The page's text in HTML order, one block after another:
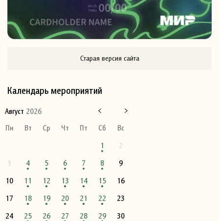
Старая версия сайта
Календарь мероприятий
Август 2026
Пн
Вт Ср Чт Пт Сб
Вс
1
2
3
4 5 6 7 8
9
10
11 12 13 14 15
16
17
18 19 20 21 22
23
24
25 26 27 28 29
30